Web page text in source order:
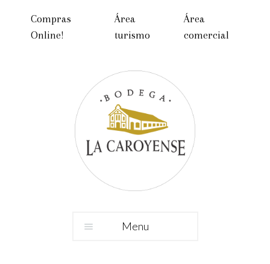
Compras
Online!
Área
turismo
Área
comercial
Menu